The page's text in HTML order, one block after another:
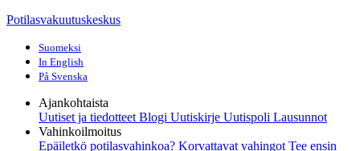
Potilasvakuutuskeskus
Suomeksi
In English
På Svenska
Ajankohtaista
Uutiset ja tiedotteet Blogi Uutiskirje Uutispoli Lausunnot
Vahinkoilmoitus
Epäiletkö potilasvahinkoa? Korvattavat vahingot Tee ensin